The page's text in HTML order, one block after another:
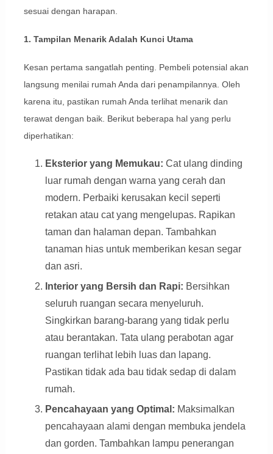
sesuai dengan harapan.
1. Tampilan Menarik Adalah Kunci Utama
Kesan pertama sangatlah penting. Pembeli potensial akan
langsung menilai rumah Anda dari penampilannya. Oleh
karena itu, pastikan rumah Anda terlihat menarik dan
terawat dengan baik. Berikut beberapa hal yang perlu
diperhatikan:
Eksterior yang Memukau: Cat ulang dinding
luar rumah dengan warna yang cerah dan
modern. Perbaiki kerusakan kecil seperti
retakan atau cat yang mengelupas. Rapikan
taman dan halaman depan. Tambahkan
tanaman hias untuk memberikan kesan segar
dan asri.
Interior yang Bersih dan Rapi: Bersihkan
seluruh ruangan secara menyeluruh.
Singkirkan barang-barang yang tidak perlu
atau berantakan. Tata ulang perabotan agar
ruangan terlihat lebih luas dan lapang.
Pastikan tidak ada bau tidak sedap di dalam
rumah.
Pencahayaan yang Optimal: Maksimalkan
pencahayaan alami dengan membuka jendela
dan gorden. Tambahkan lampu penerangan